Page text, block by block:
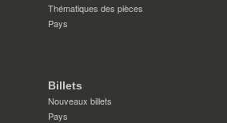
Thématiques des pièces
Pays
Billets
Nouveaux billets
Pays